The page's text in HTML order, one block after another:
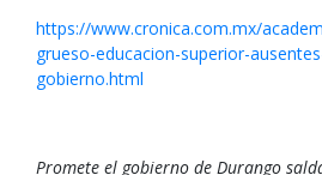
https://www.cronica.com.mx/
grueso-educacion-superior-
gobierno.html
Promete el gobierno de Durango